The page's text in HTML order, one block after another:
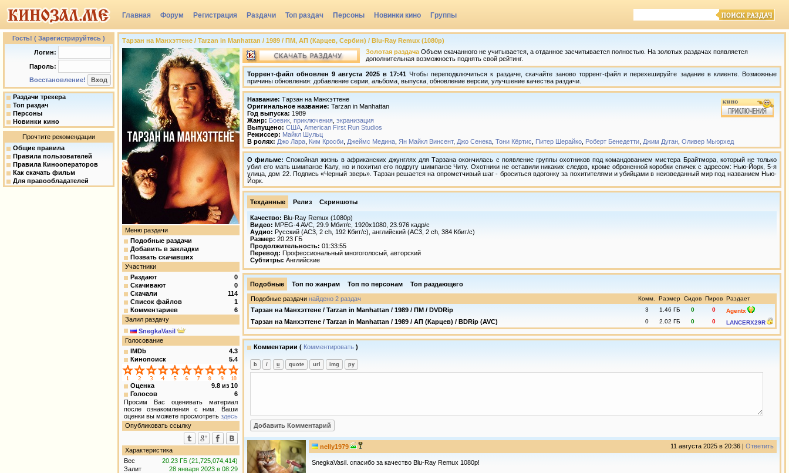
Главная Форум Регистрация Раздачи Топ раздач Персоны Новинки кино Группы
Гость! ( Зарегистрируйтесь )
Логин:
Пароль:
Восстановление!
Раздачи трекера
Топ раздач
Персоны
Новинки кино
Прочтите рекомендации
Общие правила
Правила пользователей
Правила Кинооператоров
Как скачать фильм
Для правообладателей
Тарзан на Манхэттене / Tarzan in Manhattan / 1989 / ПМ, АП (Карцев, Сербин) / Blu-Ray Remux (1080p)
Меню раздачи
Подобные раздачи
Добавить в закладки
Позвать скачавших
Участники
Раздают
0
Скачивают
0
Скачали
114
Список файлов
1
Комментариев
6
Залил раздачу
SnegkaVasil
Голосование
IMDb
4.3
Кинопоиск
5.4
Оценка 9.8 из 10
Голосов
6
Просим Вас оценивать материал
после ознакомления с ним. Ваши
оценки вы можете просмотреть здесь
Опубликовать ссылку
Характеристика
Вес
20.23 ГБ (21,725,074,414)
Залит
28 января 2023 в 08:29
Золотая раздача Объем скачанного не учитывается, а отданное засчитывается полностью. На золотых раздачах появляется
дополнительная возможность поднять свой рейтинг.
Торрент-файл обновлен 9 августа 2025 в 17:41Чтобы переподключиться к раздаче, скачайте заново торрент-файл и перехешируйте задание в клиенте. Возможные
причины обновления: добавление серии, альбома, выпуска, обновление версии, улучшение качества раздачи.
Название: Тарзан на Манхэттене
Оригинальное название: Tarzan in Manhattan
Год выпуска: 1989
Жанр: Боевик приключения экранизация
Выпущено: США American First Run Studios
Режиссер: Майкл Шульц
В ролях: Джо Лара Ким Кросби Джеймс Медина Ян Майкл Винсент, Джо Сенека Тони Кёртис Питер Шерайко Роберт Бенедетти Джим Дуган Оливер Мьюрхед
О фильме: Спокойная жизнь в африканских джунглях для Тарзана окончилась с появление группы охотников под командованием мистера Брайтмора, который не только
убил его мать шимпанзе Калу, но и похитил его подругу шимпанзе Читу. Охотники не оставили никаких следов, кроме оброненной коробки спичек с адресом: Нью-Йорк, 5-я
улица, дом 22. Подпись «Черный зверь». Тарзан решается на опрометчивый шаг - броситься вдогонку за похитителями и убийцами в неизведанный мир под названием Нью-
Йорк.
Техданные Релиз Скриншоты
Качество: Blu-Ray Remux (1080p)
Видео: MPEG-4 AVC, 29.9 Мбит/с, 1920х1080, 23.976 кадр/с
Аудио: Русский (АС3, 2 ch, 192 Кбит/с), английский (АС3, 2 ch, 384 Кбит/с)
Размер: 20.23 ГБ
Продолжительность: 01:33:55
Перевод: Профессиональный многоголосый, авторский
Субтитры: Английские
Подобные Топ по жанрам Топ по персонам Топ раздающего
Подобные раздачи найдено 2 раздач Комм. Размер Сидов Пиров Раздает
Тарзан на Манхэттене / Tarzan in Manhattan / 1989 / ПМ / DVDRip 3 1.46 ГБ 0 0 Agentx
Тарзан на Манхэттене / Tarzan in Manhattan / 1989 / АП (Карцев) / BDRip (AVC) 0 2.02 ГБ 0 0 LANCERX29R
Комментарии ( Комментировать )
nelly1979 11 августа 2025 в 20:36 | Ответить
SnegkaVasil. спасибо за качество Blu-Ray Remux 1080p!